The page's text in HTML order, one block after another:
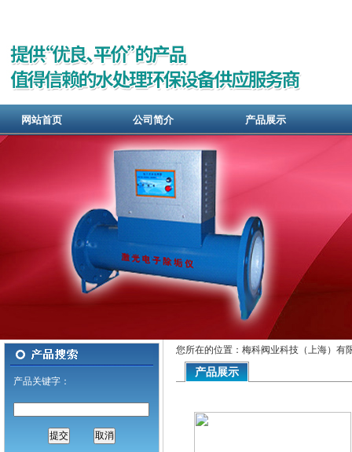
网站首页 公司简介 产品展示
产品关键字：
您所在的位置：梅科阀业科技（上海）有
产品展示